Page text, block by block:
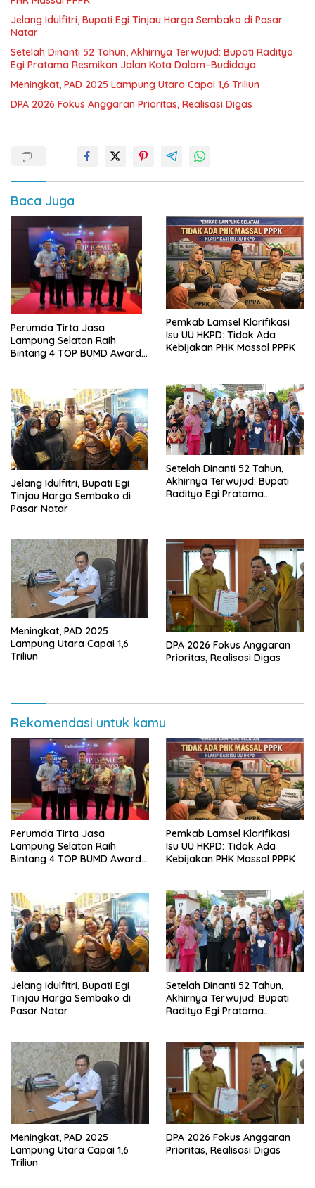
Jelang Idulfitri, Bupati Egi Tinjau Harga Sembako di Pasar
Natar
Setelah Dinanti 52 Tahun, Akhirnya Terwujud: Bupati Radityo
Egi Pratama Resmikan Jalan Kota Dalam–Budidaya
Meningkat, PAD 2025 Lampung Utara Capai 1,6 Triliun
DPA 2026 Fokus Anggaran Prioritas, Realisasi Digas
Baca Juga
Perumda Tirta Jasa
Lampung Selatan Raih
Bintang 4 TOP BUMD Awards
Pemkab Lamsel Klarifikasi
Isu UU HKPD: Tidak Ada
Kebijakan PHK Massal PPPK
Jelang Idulfitri, Bupati Egi
Tinjau Harga Sembako di
Pasar Natar
Setelah Dinanti 52 Tahun,
Akhirnya Terwujud: Bupati
Radityo Egi Pratama
Meningkat, PAD 2025
Lampung Utara Capai 1,6
Triliun
DPA 2026 Fokus Anggaran
Prioritas, Realisasi Digas
Rekomendasi untuk kamu
Perumda Tirta Jasa
Lampung Selatan Raih
Bintang 4 TOP BUMD Awards
Pemkab Lamsel Klarifikasi
Isu UU HKPD: Tidak Ada
Kebijakan PHK Massal PPPK
Jelang Idulfitri, Bupati Egi
Tinjau Harga Sembako di
Pasar Natar
Setelah Dinanti 52 Tahun,
Akhirnya Terwujud: Bupati
Radityo Egi Pratama
Meningkat, PAD 2025
Lampung Utara Capai 1,6
Triliun
DPA 2026 Fokus Anggaran
Prioritas, Realisasi Digas